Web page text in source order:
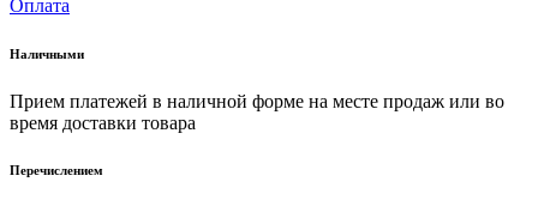
Оплата
Наличными
Прием платежей в наличной форме на месте продаж или во
время доставки товара
Перечислением